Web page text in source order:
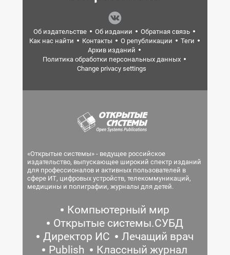
Об издательстве Об издании
Обратная связь
Как нас найти
Контакты О републикации
Теги
Архив изданий
Политика обработки персональных данных
Change privacy settings
«Открытые системы» - ведущее российское
издательство, выпускающее широкий спектр изданий
для профессионалов и активных пользователей в
сфере ИТ, цифровых устройств, телекоммуникаций,
медицины и полиграфии, журналы для детей.
Компьютерный мир
Открытые системы.СУБД
Директор ИС
Лечащий врач
Publish
Классный журнал